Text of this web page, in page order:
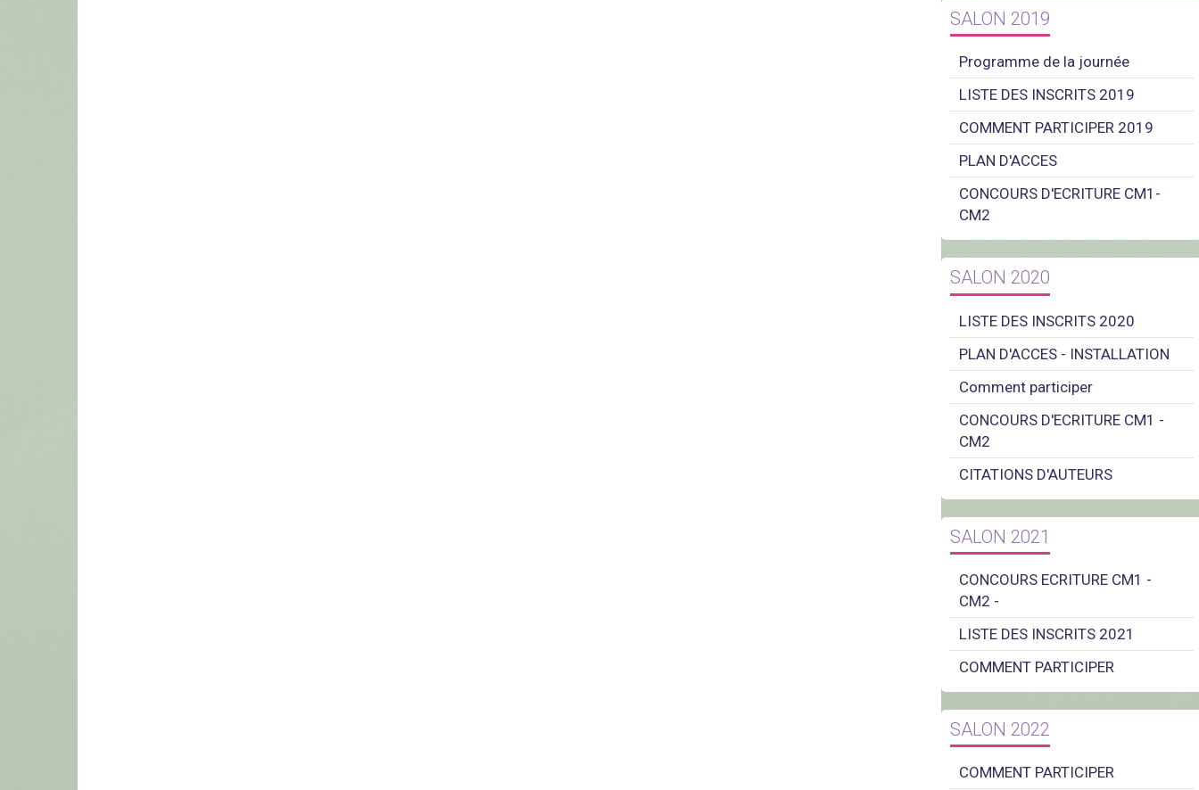
SALON 2019
Programme de la journée
LISTE DES INSCRITS 2019
COMMENT PARTICIPER 2019
PLAN D'ACCES
CONCOURS D'ECRITURE CM1-
CM2
SALON 2020
LISTE DES INSCRITS 2020
PLAN D'ACCES - INSTALLATION
Comment participer
CONCOURS D'ECRITURE CM1 -
CM2
CITATIONS D'AUTEURS
SALON 2021
CONCOURS ECRITURE CM1 -
CM2 -
LISTE DES INSCRITS 2021
COMMENT PARTICIPER
SALON 2022
COMMENT PARTICIPER